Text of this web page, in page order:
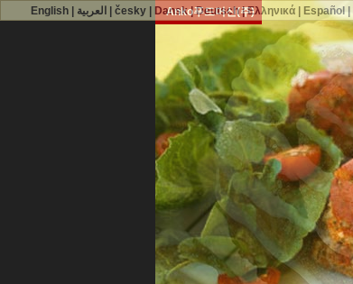
Anko푸드머신(주)
English| العربية česky| Dansk|Deutsch|Ελληνικά| Español